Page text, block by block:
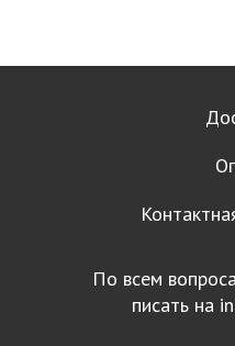
По всем
писать на